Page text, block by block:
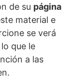
de su página
material e
se verá
que le
a las